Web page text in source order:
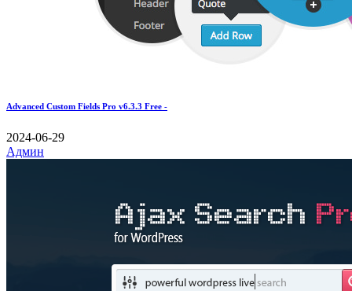
Advanced Custom Fields Pro v6.3.3 Free -
2024-06-29
Админ